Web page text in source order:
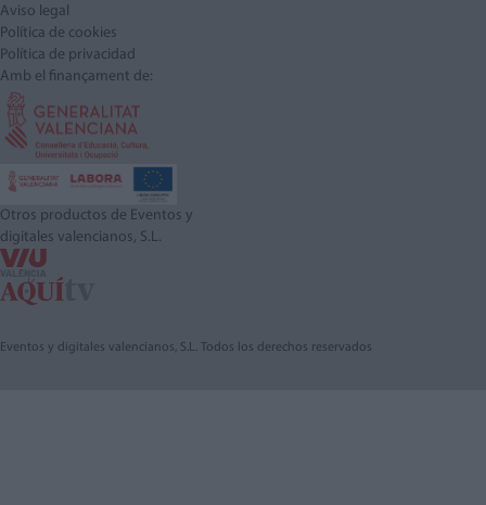
Aviso legal
Política de cookies
Política de privacidad
Amb el finançament de:
Otros productos de Eventos y
digitales valencianos, S.L.
Eventos y digitales valencianos, S.L. Todos los derechos reservados